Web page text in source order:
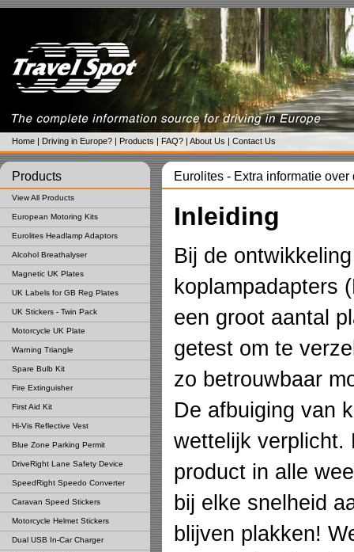
Home | Driving in Europe? | Products | FAQ? | About Us | Contact Us
Products Eurolites - Extra informatie
View All Products
European Motoring Kits
Eurolites Headlamp Adaptors
Alcohol Breathalyser
Magnetic UK Plates
UK Labels for GB Reg Plates
UK Stickers - Twin Pack
Motorcycle UK Plate
Warning Triangle
Spare Bulb Kit
Fire Extinguisher
First Aid Kit
Hi-Vis Reflective Vest
Blue Zone Parking Permit
DriveRight Lane Safety Device
SpeedRight Speedo Converter
Caravan Speed Stickers
Motorcycle Helmet Stickers
Dual USB In-Car Charger
Inleiding
Bij de
koplampadapters
een groot aantal
getest om te
zo betrouwbaar
De afbuiging van
wettelijk verplicht.
product in alle
bij elke snelheid
blijven plakken!